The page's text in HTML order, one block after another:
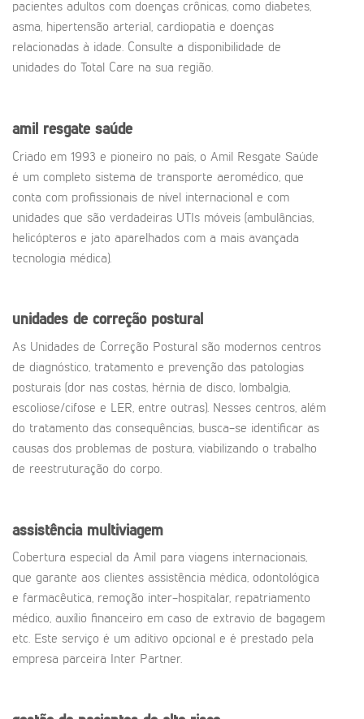
pacientes adultos com doenças crônicas, como diabetes,
asma, hipertensão arterial, cardiopatia e doenças
relacionadas à idade. Consulte a disponibilidade de
unidades do Total Care na sua região.
amil resgate saúde
Criado em 1993 e pioneiro no país, o Amil Resgate Saúde
é um completo sistema de transporte aeromédico, que
conta com profissionais de nível internacional e com
unidades que são verdadeiras UTIs móveis (ambulâncias,
helicópteros e jato aparelhados com a mais avançada
tecnologia médica).
unidades de correção postural
As Unidades de Correção Postural são modernos centros
de diagnóstico, tratamento e prevenção das patologias
posturais (dor nas costas, hérnia de disco, lombalgia,
escoliose/cifose e LER, entre outras). Nesses centros, além
do tratamento das consequências, busca-se identificar as
causas dos problemas de postura, viabilizando o trabalho
de reestruturação do corpo.
assistência multiviagem
Cobertura especial da Amil para viagens internacionais,
que garante aos clientes assistência médica, odontológica
e farmacêutica, remoção inter-hospitalar, repatriamento
médico, auxílio financeiro em caso de extravio de bagagem
etc. Este serviço é um aditivo opcional e é prestado pela
empresa parceira Inter Partner.